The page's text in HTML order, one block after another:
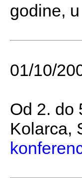
godine,
01/10/
Od 2. do
Kolarca,